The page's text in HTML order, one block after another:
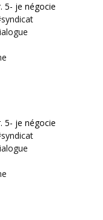
5- je négocie
5- je négocie